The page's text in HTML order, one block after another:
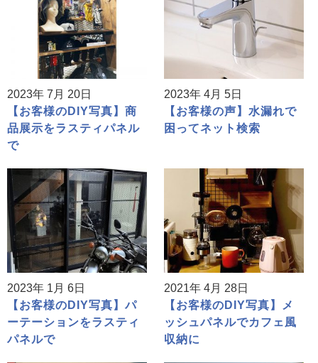
2023年 7月 20日
【お客様のDIY写真】商
品展示をラスティパネル
で
2023年 4月 5日
【お客様の声】水漏れで
困ってネット検索
2023年 1月 6日
【お客様のDIY写真】パ
ーテーションをラスティ
パネルで
2021年 4月 28日
【お客様のDIY写真】メ
ッシュパネルでカフェ風
収納に